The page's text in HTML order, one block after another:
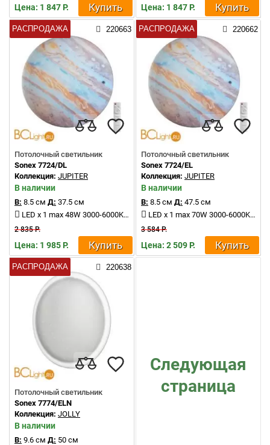
Цена: 1 847 Р. Купить Цена: 1 847 Р. Купить
РАСПРОДАЖА 220663
Потолочный светильник
Sonex 7724/DL
Коллекция: JUPITER
В наличии
В: 8.5 см Д: 37.5 см
LED x 1 max 48W 3000-6000K 4370Lm
2 835 Р.
Цена: 1 985 Р. Купить
РАСПРОДАЖА 220662
Потолочный светильник
Sonex 7724/EL
Коллекция: JUPITER
В наличии
В: 8.5 см Д: 47.5 см
LED x 1 max 70W 3000-6000K 6050Lm
3 584 Р.
Цена: 2 509 Р. Купить
РАСПРОДАЖА 220638
Потолочный светильник
Sonex 7774/ELN
Коллекция: JOLLY
В наличии
В: 9.6 см Д: 50 см
Следующая
страница